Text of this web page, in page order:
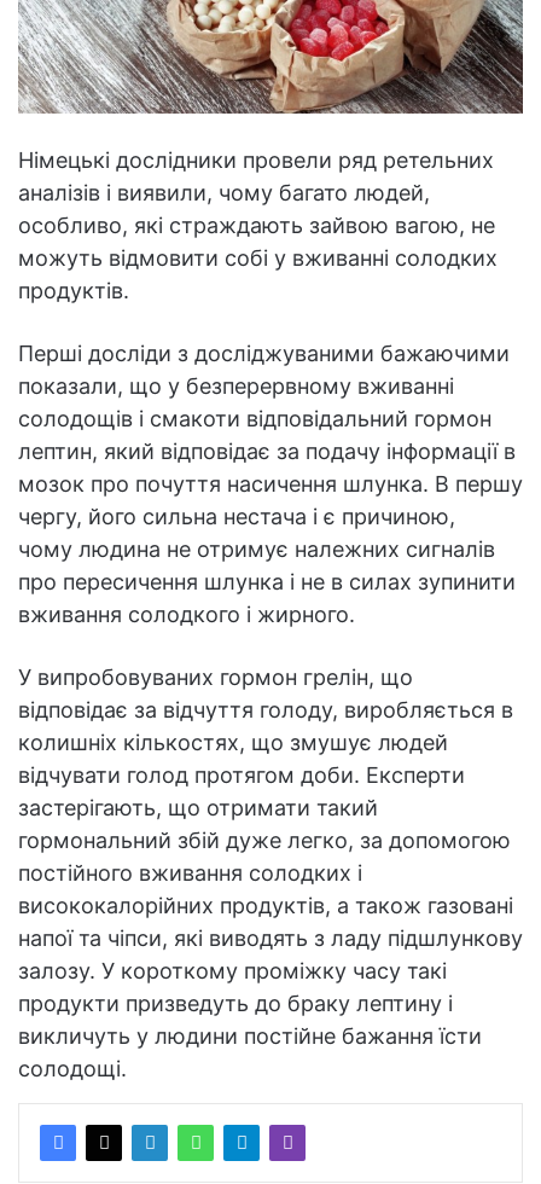
Німецькі дослідники провели ряд ретельних
аналізів і виявили, чому багато людей,
особливо, які страждають зайвою вагою, не
можуть відмовити собі у вживанні солодких
продуктів.
Перші досліди з досліджуваними бажаючими
показали, що у безперервному вживанні
солодощів і смакоти відповідальний гормон
лептин, який відповідає за подачу інформації в
мозок про почуття насичення шлунка. В першу
чергу, його сильна нестача і є причиною,
чому людина не отримує належних сигналів
про пересичення шлунка і не в силах зупинити
вживання солодкого і жирного.
У випробовуваних гормон грелін, що
відповідає за відчуття голоду, виробляється в
колишніх кількостях, що змушує людей
відчувати голод протягом доби. Експерти
застерігають, що отримати такий
гормональний збій дуже легко, за допомогою
постійного вживання солодких і
висококалорійних продуктів, а також газовані
напої та чіпси, які виводять з ладу підшлункову
залозу. У короткому проміжку часу такі
продукти призведуть до браку лептину і
викличуть у людини постійне бажання їсти
солодощі.